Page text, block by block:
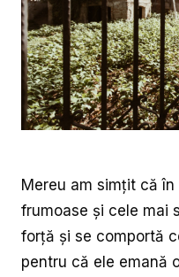
Mereu am simțit că
frumoase și cele mai
forță și se comportă
pentru că ele emană